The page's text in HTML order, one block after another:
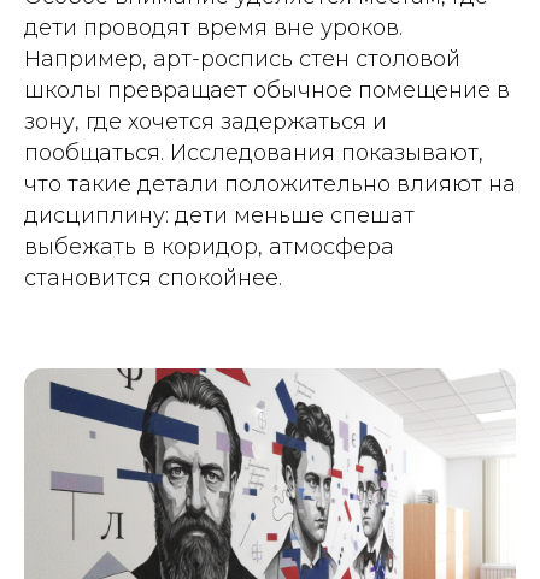
дети проводят время вне уроков.
Например, арт-роспись стен столовой
школы превращает обычное помещение в
зону, где хочется задержаться и
пообщаться. Исследования показывают,
что такие детали положительно влияют на
дисциплину: дети меньше спешат
выбежать в коридор, атмосфера
становится спокойнее.